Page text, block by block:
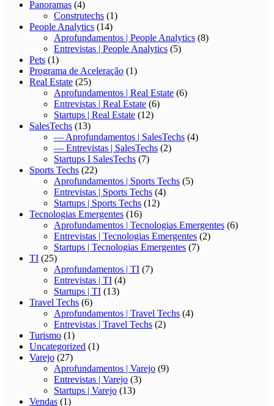
Panoramas (4)
Construtechs (1)
People Analytics (14)
Aprofundamentos | People Analytics (8)
Entrevistas | People Analytics (5)
Pets (1)
Programa de Aceleração (1)
Real Estate (25)
Aprofundamentos | Real Estate (6)
Entrevistas | Real Estate (6)
Startups | Real Estate (12)
SalesTechs (13)
— Aprofundamentos | SalesTechs (4)
— Entrevistas | SalesTechs (2)
Startups I SalesTechs (7)
Sports Techs (22)
Aprofundamentos | Sports Techs (5)
Entrevistas | Sports Techs (4)
Startups | Sports Techs (12)
Tecnologias Emergentes (16)
Aprofundamentos | Tecnologias Emergentes (6)
Entrevistas | Tecnologias Emergentes (2)
Startups | Tecnologias Emergentes (7)
TI (25)
Aprofundamentos | TI (7)
Entrevistas | TI (4)
Startups | TI (13)
Travel Techs (6)
Aprofundamentos | Travel Techs (4)
Entrevistas | Travel Techs (2)
Turismo (1)
Uncategorized (1)
Varejo (27)
Aprofundamentos | Varejo (9)
Entrevistas | Varejo (3)
Startups | Varejo (13)
Vendas (1)